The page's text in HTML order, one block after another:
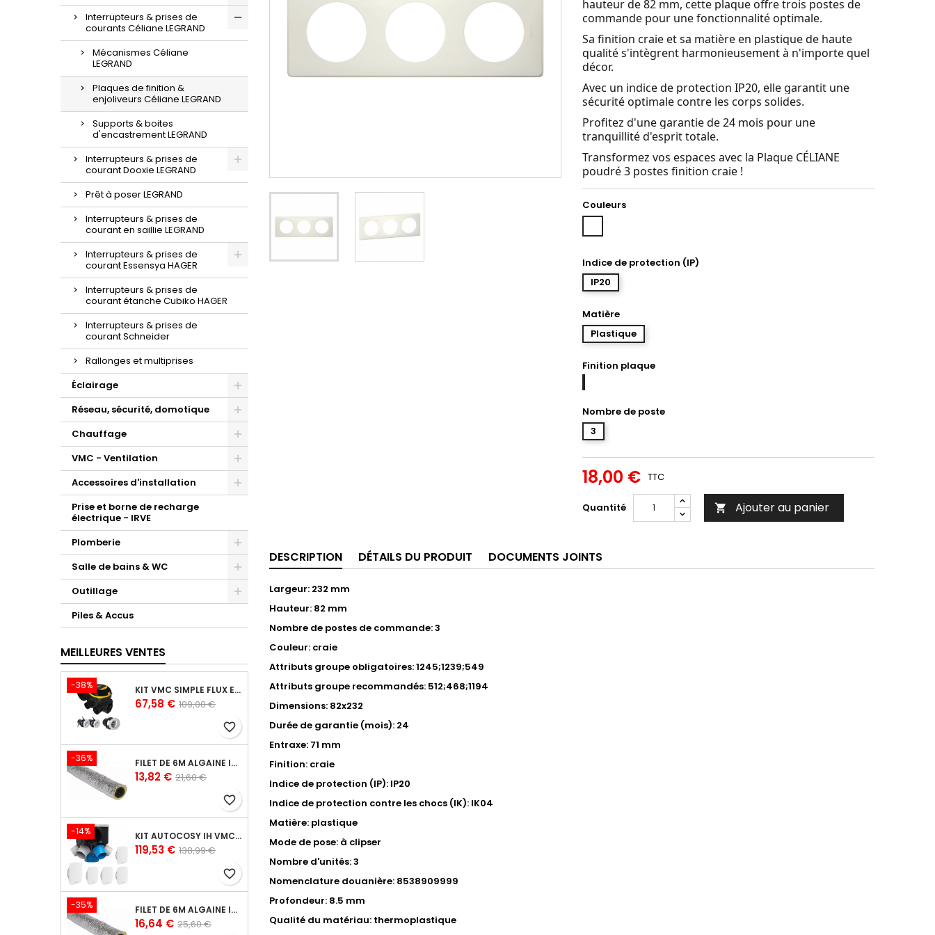
Interrupteurs & prises de
courants Céliane LEGRAND
Mécanismes Céliane
LEGRAND
Plaques de finition &
enjoliveurs Céliane LEGRAND
Supports & boites
d'encastrement LEGRAND
Interrupteurs & prises de
courant Dooxie LEGRAND
Prêt à poser LEGRAND
Interrupteurs & prises de
courant en saillie LEGRAND
Interrupteurs & prises de
courant Essensya HAGER
Interrupteurs & prises de
courant étanche Cubiko HAGER
Interrupteurs & prises de
courant Schneider
Rallonges et multiprises
Éclairage
Réseau, sécurité, domotique
Chauffage
VMC - Ventilation
Accessoires d'installation
Prise et borne de recharge
électrique - IRVE
Plomberie
Salle de bains & WC
Outillage
Piles & Accus
MEILLEURES VENTES
-38% KIT VMC SIMPLE FLUX EASYHOME AUTORÉGLABLE COMBLES CLASSIC LIVRÉ AVEC 3 GRILLES DE VENTILATION BIP
Prix
67,58 € Prix
109,00 €
favorite_border
-36% FILET DE 6M ALGAINE ISOLÉE DIAMÈTRE 80 MM, CONDUITS SOUPLES PLASTIQUE POUR RÉSEAU DE VENTILATION EN MAISON INDIVIDUELLE
Prix
13,82 € Prix
21,60 €
favorite_border
-14% KIT AUTOCOSY IH VMC AUTORÉGLABLE INTELLIGENTE 6 SANITAIRES (5 BOUCHES LINE)
Prix
119,53 € Prix
138,99 €
favorite_border
-35% FILET DE 6M ALGAINE ISOLÉE DIAMÈTRE 125 MM, CONDUITS SOUPLES PLASTIQUE POUR RÉSEAU DE VENTILATION EN MAISON INDIVIDUELLE
Prix
16,64 € Prix
25,60 €
hauteur de 82 mm, cette plaque offre trois postes de
commande pour une fonctionnalité optimale.
Sa finition craie et sa matière en plastique de haute
qualité s'intègrent harmonieusement à n'importe quel
décor.
Avec un indice de protection IP20, elle garantit une
sécurité optimale contre les corps solides.
Profitez d'une garantie de 24 mois pour une
tranquillité d'esprit totale.
Transformez vos espaces avec la Plaque CÉLIANE
poudré 3 postes finition craie !
Couleurs
Indice de protection (IP)
IP20
Matière
Plastique
Finition plaque
Nombre de poste
3
18,00 € TTC
Quantité  Ajouter au panier
DESCRIPTION DÉTAILS DU PRODUIT DOCUMENTS JOINTS
Largeur: 232 mm
Hauteur: 82 mm
Nombre de postes de commande: 3
Couleur: craie
Attributs groupe obligatoires: 1245;1239;549
Attributs groupe recommandés: 512;468;1194
Dimensions: 82x232
Durée de garantie (mois): 24
Entraxe: 71 mm
Finition: craie
Indice de protection (IP): IP20
Indice de protection contre les chocs (IK): IK04
Matière: plastique
Mode de pose: à clipser
Nombre d'unités: 3
Nomenclature douanière: 8538909999
Profondeur: 8.5 mm
Qualité du matériau: thermoplastique